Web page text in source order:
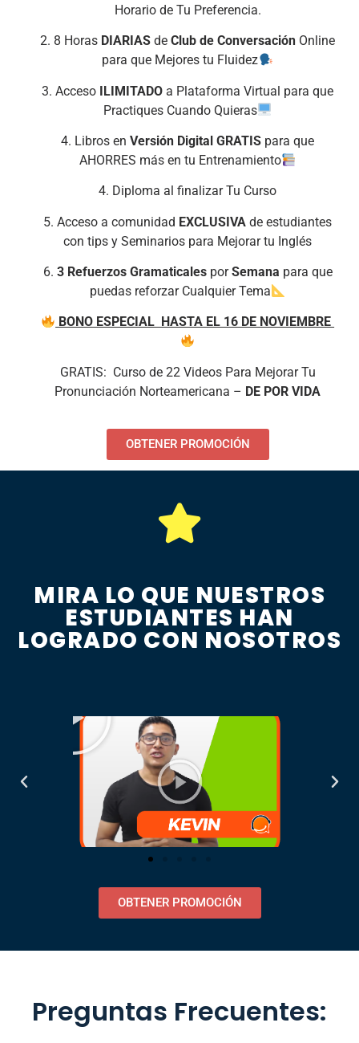
Horario de Tu Preferencia.
2. 8 Horas DIARIAS de Club de Conversación Online
para que Mejores tu Fluidez
3. Acceso ILIMITADO a Plataforma Virtual para que
Practiques Cuando Quieras
4. Libros en Versión Digital GRATIS para que
AHORRES más en tu Entrenamiento
4. Diploma al finalizar Tu Curso
5. Acceso a comunidad EXCLUSIVA de estudiantes
con tips y Seminarios para Mejorar tu Inglés
6. 3 Refuerzos GramaticalesporSemana para que
puedas reforzar Cualquier Tema
BONO ESPECIAL HASTA EL 16 DE NOVIEMBRE
GRATIS: Curso de 22 Videos Para Mejorar Tu
Pronunciación Norteamericana – DE POR VIDA
OBTENER PROMOCIÓN
MIRA LO QUE NUESTROS
ESTUDIANTES HAN
LOGRADO CON NOSOTROS
OBTENER PROMOCIÓN
Preguntas Frecuentes: